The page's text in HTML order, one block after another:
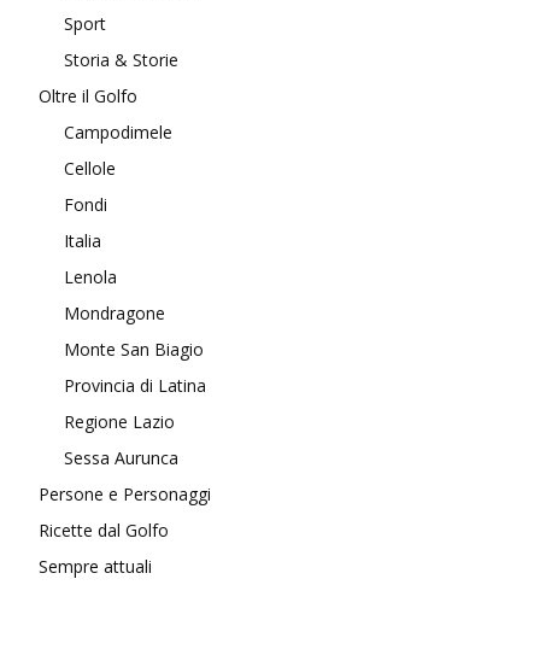
Sport
Storia & Storie
Oltre il Golfo
Campodimele
Cellole
Fondi
Italia
Lenola
Mondragone
Monte San Biagio
Provincia di Latina
Regione Lazio
Sessa Aurunca
Persone e Personaggi
Ricette dal Golfo
Sempre attuali